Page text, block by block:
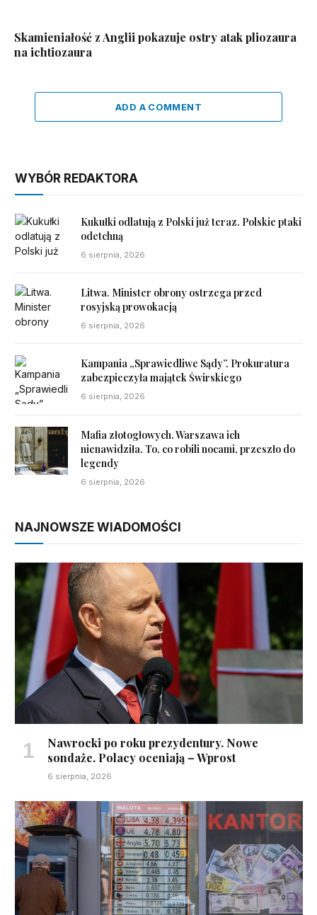
Skamieniałość z Anglii pokazuje ostry atak pliozaura
na ichtiozaura
ADD A COMMENT
WYBÓR REDAKTORA
Kukułki odlatują z Polski już teraz. Polskie ptaki
odetchną
6 sierpnia, 2026
Litwa. Minister obrony ostrzega przed
rosyjską prowokacją
6 sierpnia, 2026
Kampania „Sprawiedliwe Sądy”. Prokuratura
zabezpieczyła majątek Świrskiego
6 sierpnia, 2026
Mafia złotogłowych. Warszawa ich
nienawidziła. To, co robili nocami, przeszło do
legendy
6 sierpnia, 2026
NAJNOWSZE WIADOMOŚCI
Nawrocki po roku prezydentury. Nowe
sondaże. Polacy oceniają – Wprost
6 sierpnia, 2026